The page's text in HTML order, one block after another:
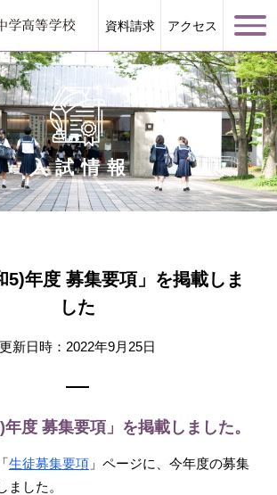
資料請求 アクセス
入試情報
5)年度 募集要項」を掲載しま
した
更新日時：2022年9月25日
年度 募集要項」を掲載しました。
生徒募集要項」ページに、今年度の募集
ました。